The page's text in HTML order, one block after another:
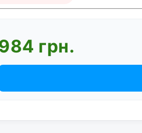
грн.